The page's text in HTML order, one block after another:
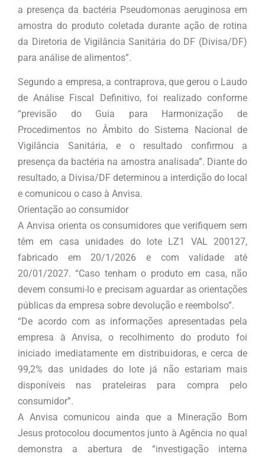
a presença da bactéria Pseudomonas aeruginosa em
amostra do produto coletada durante ação de rotina
da Diretoria de Vigilância Sanitária do DF (Divisa/DF)
para análise de alimentos”.
Segundo a empresa, a contraprova, que gerou o Laudo
de Análise Fiscal Definitivo, foi realizado conforme
“previsão do Guia para Harmonização de
Procedimentos no Âmbito do Sistema Nacional de
Vigilância Sanitária, e o resultado confirmou a
presença da bactéria na amostra analisada”. Diante do
resultado, a Divisa/DF determinou a interdição do local
e comunicou o caso à Anvisa.
Orientação ao consumidor
A Anvisa orienta os consumidores que verifiquem sem
têm em casa unidades do lote LZ1 VAL 200127,
fabricado em 20/1/2026 e com validade até
20/01/2027. “Caso tenham o produto em casa, não
devem consumi-lo e precisam aguardar as orientações
públicas da empresa sobre devolução e reembolso”.
“De acordo com as informações apresentadas pela
empresa à Anvisa, o recolhimento do produto foi
iniciado imediatamente em distribuidoras, e cerca de
99,2% das unidades do lote já não estariam mais
disponíveis nas prateleiras para compra pelo
consumidor”.
A Anvisa comunicou ainda que a Mineração Bom
Jesus protocolou documentos junto à Agência no qual
demonstra a abertura de “investigação interna